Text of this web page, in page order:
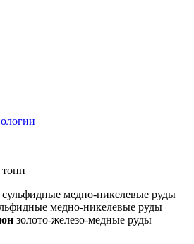
сульфидные медно-никелевые руды
медно-никелевые руды
золото-железо-медные руды